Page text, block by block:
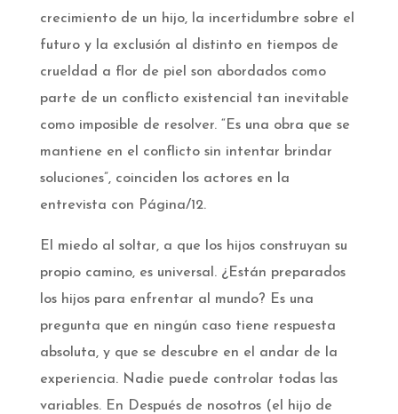
crecimiento de un hijo, la incertidumbre sobre el
futuro y la exclusión al distinto en tiempos de
crueldad a flor de piel son abordados como
parte de un conflicto existencial tan inevitable
como imposible de resolver. “Es una obra que se
mantiene en el conflicto sin intentar brindar
soluciones”, coinciden los actores en la
entrevista con Página/12.
El miedo al soltar, a que los hijos construyan su
propio camino, es universal. ¿Están preparados
los hijos para enfrentar al mundo? Es una
pregunta que en ningún caso tiene respuesta
absoluta, y que se descubre en el andar de la
experiencia. Nadie puede controlar todas las
variables. En Después de nosotros (el hijo de